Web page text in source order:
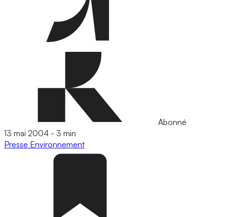
Abonné
13 mai 2004 - 3 min
Presse Environnement